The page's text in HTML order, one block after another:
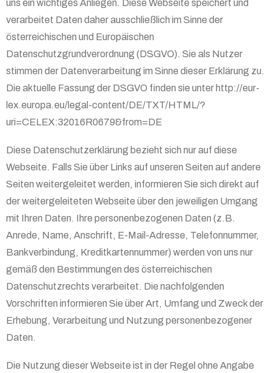
uns ein wichtiges Anliegen. Diese Webseite speichert und
verarbeitet Daten daher ausschließlich im Sinne der
österreichischen und Europäischen
Datenschutzgrundverordnung (DSGVO). Sie als Nutzer
stimmen der Datenverarbeitung im Sinne dieser Erklärung zu.
Die aktuelle Fassung der DSGVO finden sie unter http://eur-
lex.europa.eu/legal-content/DE/TXT/HTML/?
uri=CELEX:32016R0679&from=DE
Diese Datenschutzerklärung bezieht sich nur auf diese
Webseite. Falls Sie über Links auf unseren Seiten auf andere
Seiten weitergeleitet werden, informieren Sie sich direkt auf
der weitergeleiteten Webseite über den jeweiligen Umgang
mit Ihren Daten. Ihre personenbezogenen Daten (z.B.
Anrede, Name, Anschrift, E-Mail-Adresse, Telefonnummer,
Bankverbindung, Kreditkartennummer) werden von uns nur
gemäß den Bestimmungen des österreichischen
Datenschutzrechts verarbeitet. Die nachfolgenden
Vorschriften informieren Sie über Art, Umfang und Zweck der
Erhebung, Verarbeitung und Nutzung personenbezogener
Daten.
Die Nutzung dieser Webseite ist in der Regel ohne Angabe